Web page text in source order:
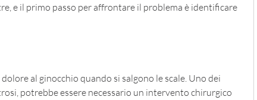
e il primo passo per affrontare il problema è identificare
al ginocchio quando si salgono le scale. Uno dei
potrebbe essere necessario un intervento chirurgico